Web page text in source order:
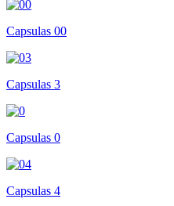
Capsulas 00
Capsulas 3
Capsulas 0
Capsulas 4